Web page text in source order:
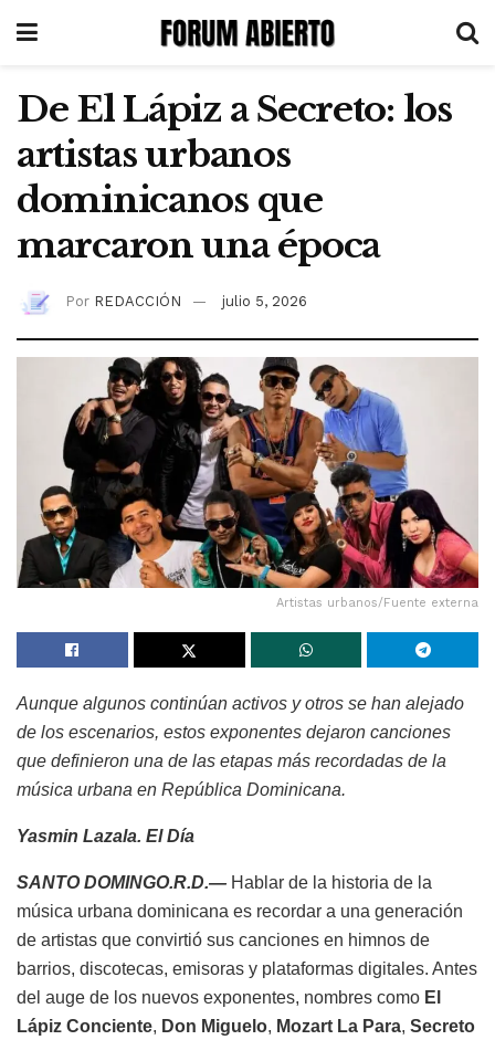
De El Lápiz a Secreto: los
artistas urbanos
dominicanos que
marcaron una época
Por REDACCIÓN julio 5, 2026
Artistas urbanos/Fuente externa
Aunque algunos continúan activos y otros se han alejado
de los escenarios, estos exponentes dejaron canciones
que definieron una de las etapas más recordadas de la
música urbana en República Dominicana.
Yasmin Lazala. El Día
SANTO DOMINGO.R.D.— Hablar de la historia de la
música urbana dominicana es recordar a una generación
de artistas que convirtió sus canciones en himnos de
barrios, discotecas, emisoras y plataformas digitales. Antes
del auge de los nuevos exponentes, nombres como El
Lápiz Conciente, Don Miguelo, Mozart La Para, Secreto